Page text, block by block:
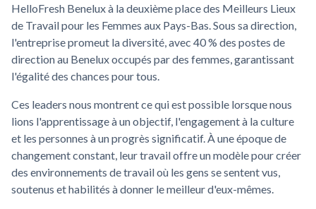
HelloFresh Benelux à la deuxième place des Meilleurs Lieux
de Travail pour les Femmes aux Pays-Bas. Sous sa direction,
l'entreprise promeut la diversité, avec 40 % des postes de
direction au Benelux occupés par des femmes, garantissant
l'égalité des chances pour tous.
Ces leaders nous montrent ce qui est possible lorsque nous
lions l'apprentissage à un objectif, l'engagement à la culture
et les personnes à un progrès significatif. À une époque de
changement constant, leur travail offre un modèle pour créer
des environnements de travail où les gens se sentent vus,
soutenus et habilités à donner le meilleur d'eux-mêmes.